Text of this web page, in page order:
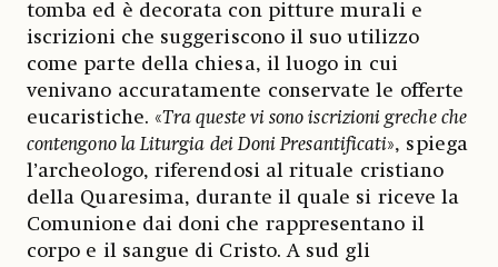
tomba ed è decorata con pitture murali e
iscrizioni che suggeriscono il suo utilizzo
come parte della chiesa, il luogo in cui
venivano accuratamente conservate le offerte
eucaristiche. «Tra queste vi sono iscrizioni greche che
contengono la Liturgia dei Doni Presantificati», spiega
l’archeologo, riferendosi al rituale cristiano
della Quaresima, durante il quale si riceve la
Comunione dai doni che rappresentano il
corpo e il sangue di Cristo. A sud gli